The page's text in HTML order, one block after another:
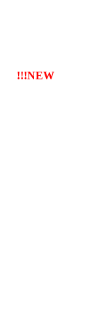
Тепер ти можеш